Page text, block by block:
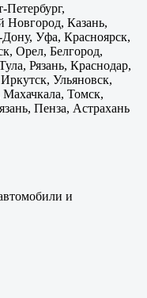
Петербург,
Новгород, Казань,
Уфа, Красноярск,
Орел, Белгород,
Рязань, Краснодар,
Ульяновск,
Томск,
Пенза, Астрахань
и